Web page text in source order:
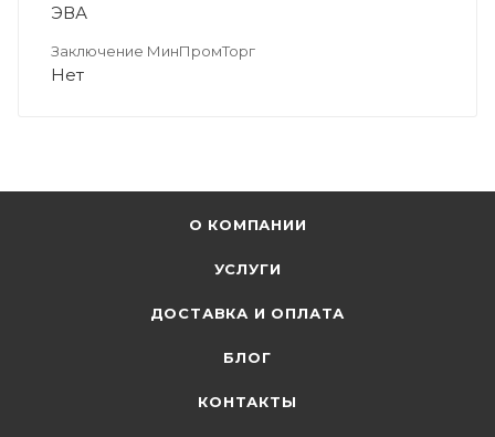
ЭВА
Заключение МинПромТорг
Нет
О КОМПАНИИ
УСЛУГИ
ДОСТАВКА И ОПЛАТА
БЛОГ
КОНТАКТЫ